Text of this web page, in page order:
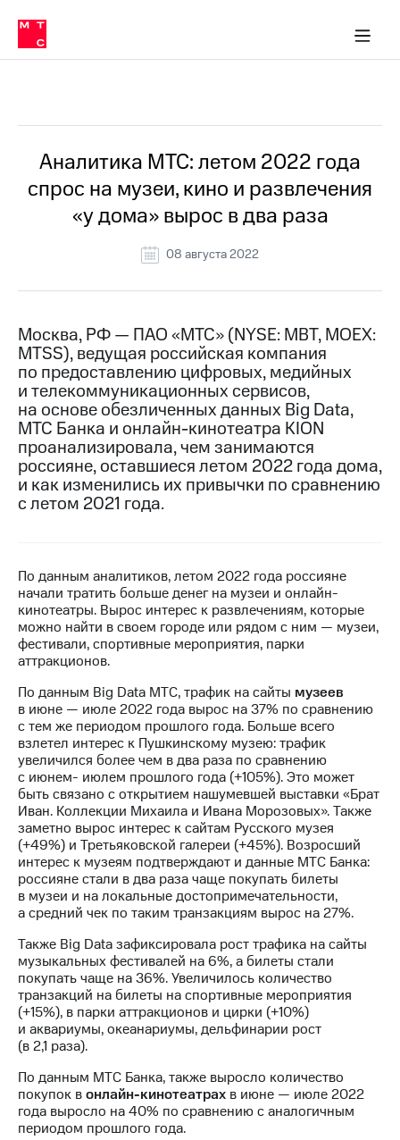
Медиа-центр
и акционерам
Устойчивое развитие
Комплаенс и деловая этика
компании
Карьера
История
компании
Руководство
информация
Контакты
Медиа-центр
Пресс-
релизы
МТС
о технологиях
Достижения
Интервью
Контакты
Новости
в
регионе
и акционерам
Корпоративное
управление
Корпоративный
секретарь
Раскрытие
информации
Информация
акционерам
Документы
ПАО
"МТС"
Собрания
акционеров
Личный
кабинет
акционера
Акционерный
капитал
Контроль
и
аудит
Рынок
акций
в МТС
Пресс-
релизы
МТС
о технологиях
Аналитика МТС: летом 2022 года
спрос на музеи, кино и развлечения
«у дома» вырос в два раза
08 августа 2022
Москва, РФ — ПАО «МТС» (NYSE: MBT, MOEX:
MTSS), ведущая российская компания
по предоставлению цифровых, медийных
и телекоммуникационных сервисов,
на основе обезличенных данных Big Data,
МТС Банка и онлайн-кинотеатра KION
проанализировала, чем занимаются
россияне, оставшиеся летом 2022 года дома,
и как изменились их привычки по сравнению
с летом 2021 года.
По данным аналитиков, летом 2022 года россияне
начали тратить больше денег на музеи и онлайн-
кинотеатры. Вырос интерес к развлечениям, которые
можно найти в своем городе или рядом с ним — музеи,
фестивали, спортивные мероприятия, парки
аттракционов.
По данным Big Data МТС, трафик на сайты музеев
в июне — июле 2022 года вырос на 37% по сравнению
с тем же периодом прошлого года. Больше всего
взлетел интерес к Пушкинскому музею: трафик
увеличился более чем в два раза по сравнению
с июнем- июлем прошлого года (+105%). Это может
быть связано с открытием нашумевшей выставки «Брат
Иван. Коллекции Михаила и Ивана Морозовых». Также
заметно вырос интерес к сайтам Русского музея
(+49%) и Третьяковской галереи (+45%). Возросший
интерес к музеям подтверждают и данные МТС Банка:
россияне стали в два раза чаще покупать билеты
в музеи и на локальные достопримечательности,
а средний чек по таким транзакциям вырос на 27%.
Также Big Data зафиксировала рост трафика на сайты
музыкальных фестивалей на 6%, а билеты стали
покупать чаще на 36%. Увеличилось количество
транзакций на билеты на спортивные мероприятия
(+15%), в парки аттракционов и цирки (+10%)
и аквариумы, океанариумы, дельфинарии рост
(в 2,1 раза).
По данным МТС Банка, также выросло количество
покупок вонлайн-кинотеатрах в июне — июле 2022
года выросло на 40% по сравнению с аналогичным
периодом прошлого года.